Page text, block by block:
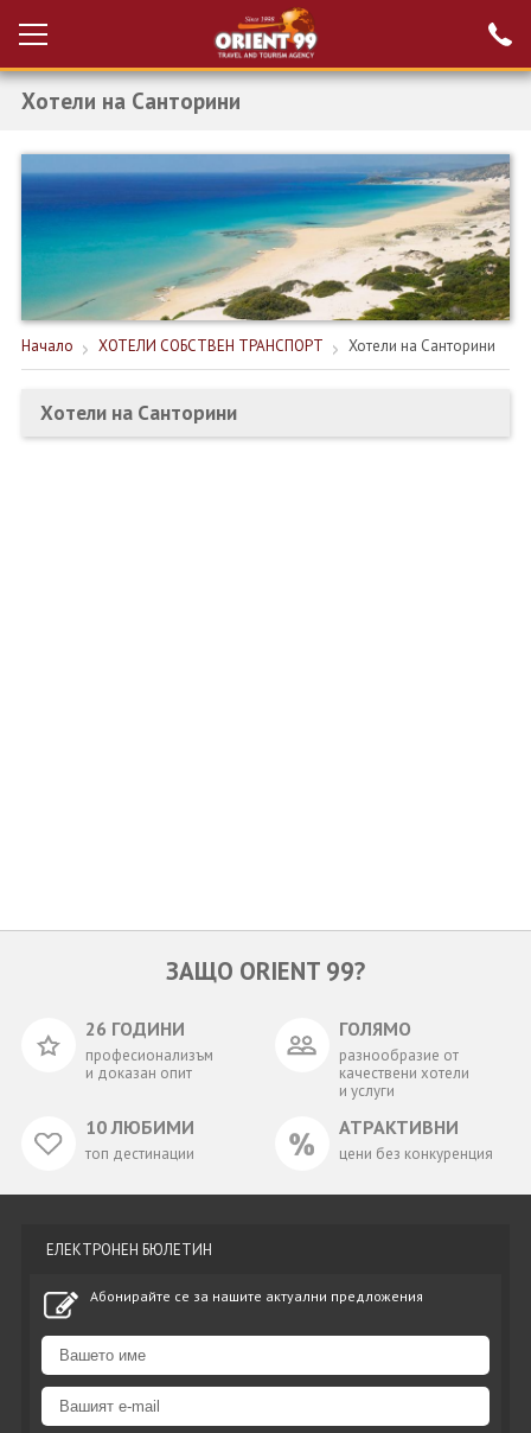
Вход за агенти
РАННИ ЗАПИСВАНИЯ ТУРЦИЯ
НОВА ГОДИНА ТУРЦИЯ
НОВА ГОДИНА
ПОЧИВКИ
КРУИЗИ
ЕКЗОТИКА
Хотели на Санторини
Начало ХОТЕЛИ СОБСТВЕН ТРАНСПОРТ Хотели на Санторини
Хотели на Санторини
ЗАЩО ORIENT 99?
26 ГОДИНИ
професионализъм
и доказан опит
ГОЛЯМО
разнообразие от
качествени хотели
и услуги
10 ЛЮБИМИ
топ дестинации
АТРАКТИВНИ
цени без конкуренция
ЕЛЕКТРОНЕН БЮЛЕТИН
Абонирайте се за нашите актуални предложения